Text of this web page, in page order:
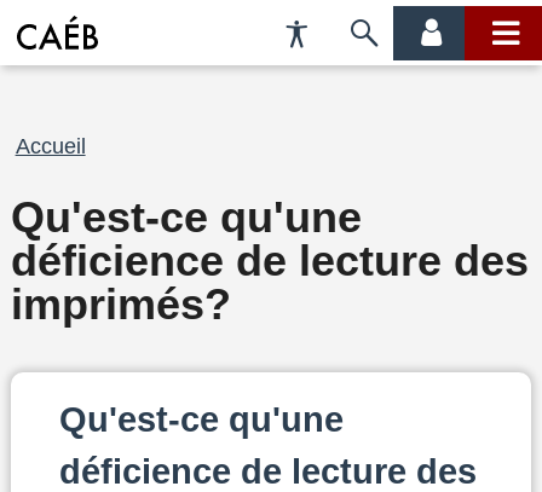
Préférences
d'accessibilité
Passer
menu
menu
Fil
Accueil
Qu'est-ce qu'une
déficience de lecture des
imprimés?
Qu'est-ce qu'une
déficience de lecture des